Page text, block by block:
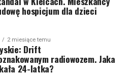
hospicjum dla dzieci
2 miesiące temu
Drift
radiowozem. Jaka
24-latka?